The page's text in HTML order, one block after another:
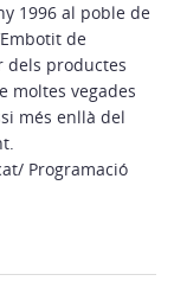
1996 al poble de
de
dels productes
moltes vegades
més enllà del
Programació